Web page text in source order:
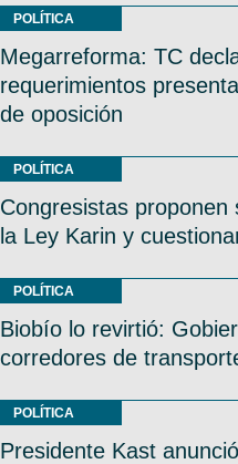
POLÍTICA
Megarreforma: TC
requerimientos
de oposición
POLÍTICA
Congresistas
la Ley Karin y
POLÍTICA
Biobío lo revirtió:
corredores de
POLÍTICA
Presidente Kast